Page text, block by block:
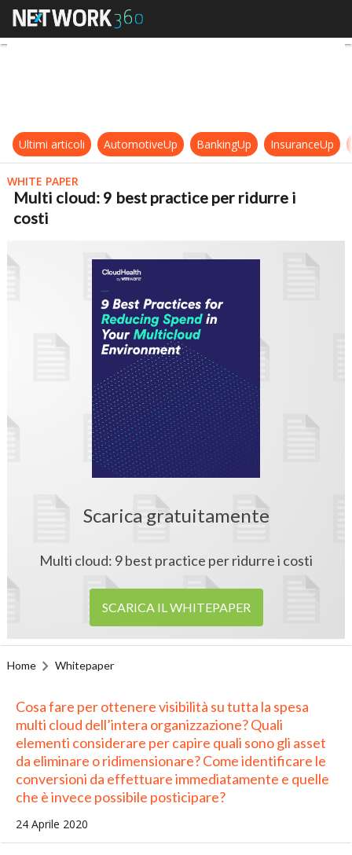
Multi cloud: 9 best practice per
Ultimi articoli AutomotiveUp BankingUp InsuranceUp
WHITE PAPER
Multi cloud: 9 best practice per ridurre i
costi
Scarica gratuitamente
Multi cloud: 9 best practice per ridurre i costi
SCARICA IL WHITEPAPER
Home Whitepaper
Cosa fare per ottenere visibilità su tutta la spesa
multi cloud dell’intera organizzazione? Quali
elementi considerare per capire quali sono gli asset
da eliminare o ridimensionare? Come identificare le
conversioni da effettuare immediatamente e quelle
che è invece possibile posticipare?
24 Aprile 2020